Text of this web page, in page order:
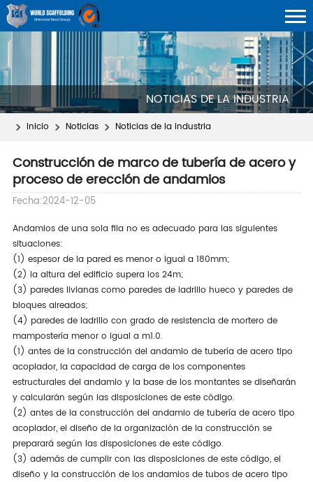
NOTICIAS DE LA INDUSTRIA
Inicio Noticias Noticias de la industria
Construcción de marco de tubería de acero y
proceso de erección de andamios
Fecha:2024-12-05
Andamios de una sola fila no es adecuado para las siguientes
situaciones:
(1) espesor de la pared es menor o igual a 180mm;
(2) la altura del edificio supera los 24m;
(3) paredes livianas como paredes de ladrillo hueco y paredes de
bloques aireados;
(4) paredes de ladrillo con grado de resistencia de mortero de
mampostería menor o igual a m1.0.
(1) antes de la construcción del andamio de tubería de acero tipo
acoplador, la capacidad de carga de los componentes
estructurales del andamio y la base de los montantes se diseñarán
y calcularán según las disposiciones de este código.
(2) antes de la construcción del andamio de tubería de acero tipo
acoplador, el diseño de la organización de la construcción se
preparará según las disposiciones de este código.
(3) además de cumplir con las disposiciones de este código, el
diseño y la construcción de los andamios de tubos de acero tipo